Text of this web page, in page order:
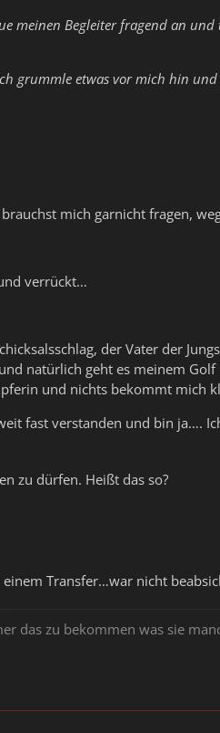
meinen Begleiter fragend an
grummle etwas vor mich hin und
mich garnicht fragen,
verrückt…
der Vater der
natürlich geht es meinem
und nichts bekommt mich
fast verstanden und bin ja….
zu dürfen. Heißt das so?
einem Transfer…war nicht
das zu bekommen was sie